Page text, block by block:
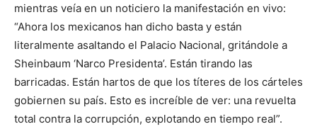
mientras veía en un noticiero la manifestación en vivo:
“Ahora los mexicanos han dicho basta y están
literalmente asaltando el Palacio Nacional, gritándole a
Sheinbaum ‘Narco Presidenta’. Están tirando las
barricadas. Están hartos de que los títeres de los cárteles
gobiernen su país. Esto es increíble de ver: una revuelta
total contra la corrupción, explotando en tiempo real”.